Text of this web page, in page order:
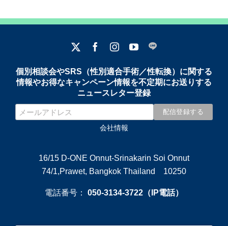
個別相談会やSRS（性別適合手術／性転換）に関する
情報やお得なキャンペーン情報を不定期にお送りする
ニュースレター登録
会社情報
16/15 D-ONE Onnut-Srinakarin Soi Onnut
74/1,Prawet, Bangkok Thailand 10250
電話番号： 050-3134-3722（IP電話）